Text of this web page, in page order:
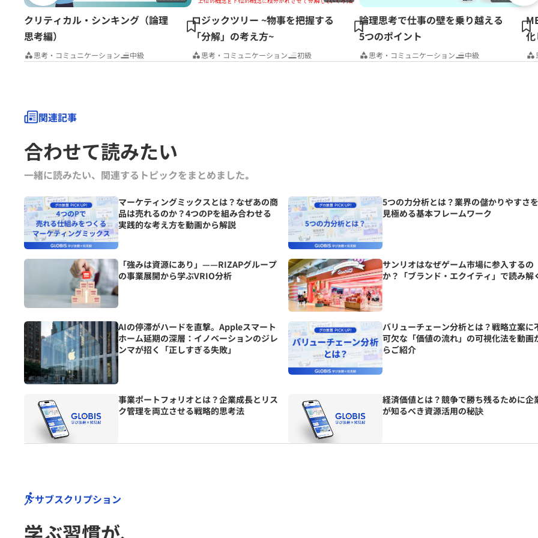
クリティカル・シンキング（論理
思考編）
思考・コミュニケーション 中級
ロジックツリー ~物事を把握する
「分解」の考え方~
思考・コミュニケーション 初級
論理思考で仕事の壁を乗り越える
5つのポイント
思考・コミュニケーション 中級
化
関連記事
合わせて読みたい
一緒に読みたい、関連するトピックをまとめました｡
マーケティングミックスとは？なぜあの商
品は売れるのか？4つのPを組み合わせる
実践的な考え方を動画から解説
5つの力分析とは？業界の儲かりやすさを
見極める基本フレームワーク
「強みは資源にあり」——RIZAPグループ
の事業展開から学ぶVRIO分析
サンリオはなぜゲーム市場に参入するの
か？「ブランド・エクイティ」で読み解
AIの停滞がハードを直撃。Appleスマート
ホーム延期の深層：イノベーションのジレ
ンマが招く「正しすぎる失敗」
バリューチェーン分析とは？戦略立案に
可欠な「価値の流れ」の可視化法を動画
らご紹介
事業ポートフォリオとは？企業成長とリス
ク管理を両立させる戦略的思考法
経済価値とは？競争で勝ち残るために企
が知るべき資源活用の秘訣
サブスクリプション